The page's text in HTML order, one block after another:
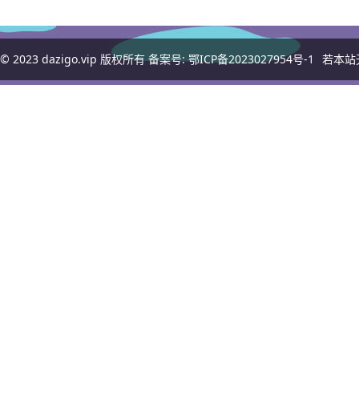
© 2023 dazigo.vip 版权所有 备案号:鄂ICP备2023027954号-1 若本